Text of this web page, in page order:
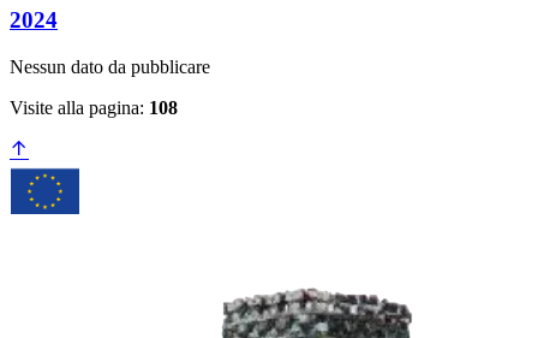
2024
Nessun dato da pubblicare
Visite alla pagina: 108